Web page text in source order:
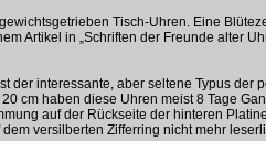
Tisch-Uhren. Eine
Artikel in „Schriften der Freunde alter
der interessante, aber seltene Typus
cm haben diese Uhren meist 8 Tage
auf der Rückseite der hinteren
versilberten Zifferring nicht mehr